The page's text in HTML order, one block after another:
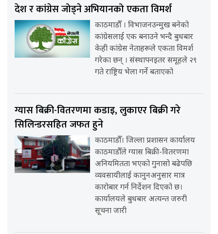
देश र कांग्रेस जोड्ने अभियानको एकता विमर्श
काठमाडौँ । विभाजनउन्मुख बनेको
कांग्रेसलाई एक बनाउने भन्दै बुधबार
केही कांग्रेस नेताहरूले एकता विमर्श
गरेका छन् । संस्थापनइतर समूहले २९
गते राष्ट्रिय भेला गर्ने बताएको
ग्यास बिक्री-वितरणमा कडाइ, लुकाएर बिक्री गरे
सिलिन्डरसहित जफत हुने
काठमाडौँ। जिल्ला प्रशासन कार्यालय
काठमाडौँले ग्यास बिक्री-वितरणमा
अनियमितता भएको गुनासो बढेपछि
व्यवसायीलाई कानुनअनुसार मात्र
कारोबार गर्न निर्देशन दिएको छ।
कार्यालयले बुधबार अत्यन्त जरुरी
सूचना जारी